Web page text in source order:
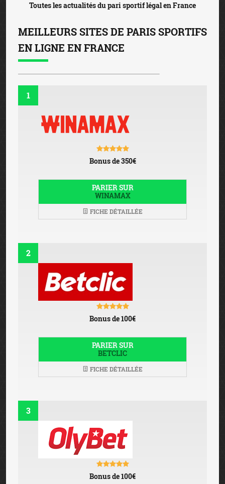
Toutes les actualités du pari sportif légal en France
MEILLEURS SITES DE PARIS SPORTIFS
EN LIGNE EN FRANCE
1
Bonus de 350€
PARIER SUR
WINAMAX
FICHE DÉTAILLÉE
2
Bonus de 100€
PARIER SUR
BETCLIC
FICHE DÉTAILLÉE
3
Bonus de 100€